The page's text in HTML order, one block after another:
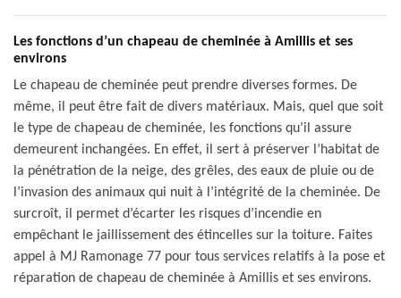
Les fonctions d’un chapeau de cheminée à Amillis et ses
environs
Le chapeau de cheminée peut prendre diverses formes. De
même, il peut être fait de divers matériaux. Mais, quel que soit
le type de chapeau de cheminée, les fonctions qu’il assure
demeurent inchangées. En effet, il sert à préserver l’habitat de
la pénétration de la neige, des grêles, des eaux de pluie ou de
l’invasion des animaux qui nuit à l’intégrité de la cheminée. De
surcroît, il permet d’écarter les risques d’incendie en
empêchant le jaillissement des étincelles sur la toiture. Faites
appel à MJ Ramonage 77 pour tous services relatifs à la pose et
réparation de chapeau de cheminée à Amillis et ses environs.